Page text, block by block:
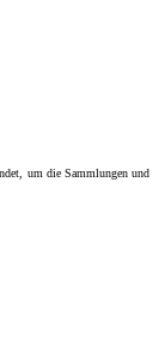
um die Sammlungen und